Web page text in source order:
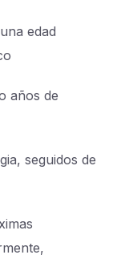
edad
años de
seguidos de